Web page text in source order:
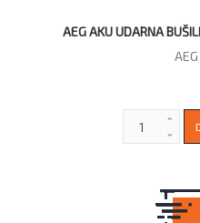
AEG AKU UDARNA